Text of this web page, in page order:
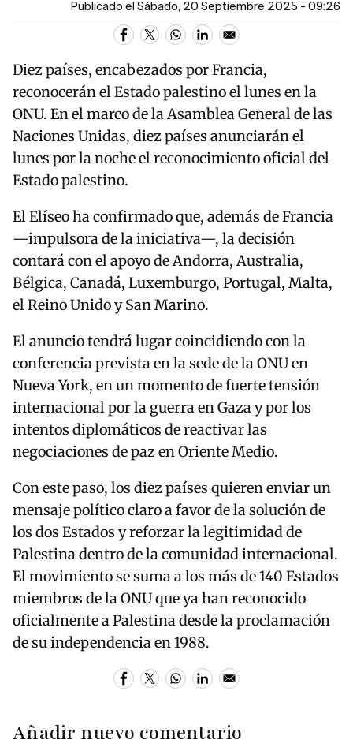
Publicado el Sábado, 20 Septiembre 2025 - 09:26
Diez países, encabezados por Francia,
reconocerán el Estado palestino el lunes en la
ONU. En el marco de la Asamblea General de las
Naciones Unidas, diez países anunciarán el
lunes por la noche el reconocimiento oficial del
Estado palestino.
El Elíseo ha confirmado que, además de Francia
—impulsora de la iniciativa—, la decisión
contará con el apoyo de Andorra, Australia,
Bélgica, Canadá, Luxemburgo, Portugal, Malta,
el Reino Unido y San Marino.
El anuncio tendrá lugar coincidiendo con la
conferencia prevista en la sede de la ONU en
Nueva York, en un momento de fuerte tensión
internacional por la guerra en Gaza y por los
intentos diplomáticos de reactivar las
negociaciones de paz en Oriente Medio.
Con este paso, los diez países quieren enviar un
mensaje político claro a favor de la solución de
los dos Estados y reforzar la legitimidad de
Palestina dentro de la comunidad internacional.
El movimiento se suma a los más de 140 Estados
miembros de la ONU que ya han reconocido
oficialmente a Palestina desde la proclamación
de su independencia en 1988.
Añadir nuevo comentario